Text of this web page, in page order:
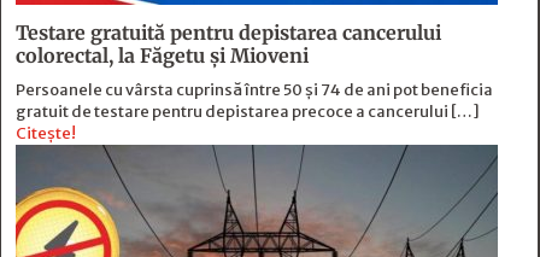
Testare gratuită pentru depistarea cancerului
colorectal, la Făgetu și Mioveni
Persoanele cu vârsta cuprinsă între 50 și 74 de ani pot beneficia
gratuit de testare pentru depistarea precoce a cancerului […]
Citește!